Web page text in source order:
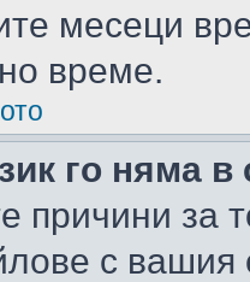
месеци
време.
го няма в
причини за
с вашия